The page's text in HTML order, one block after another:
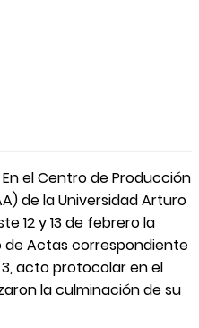
el Centro de Producción
de la Universidad Arturo
12 y 13 de febrero la
de Actas correspondiente
acto protocolar en el
la culminación de su